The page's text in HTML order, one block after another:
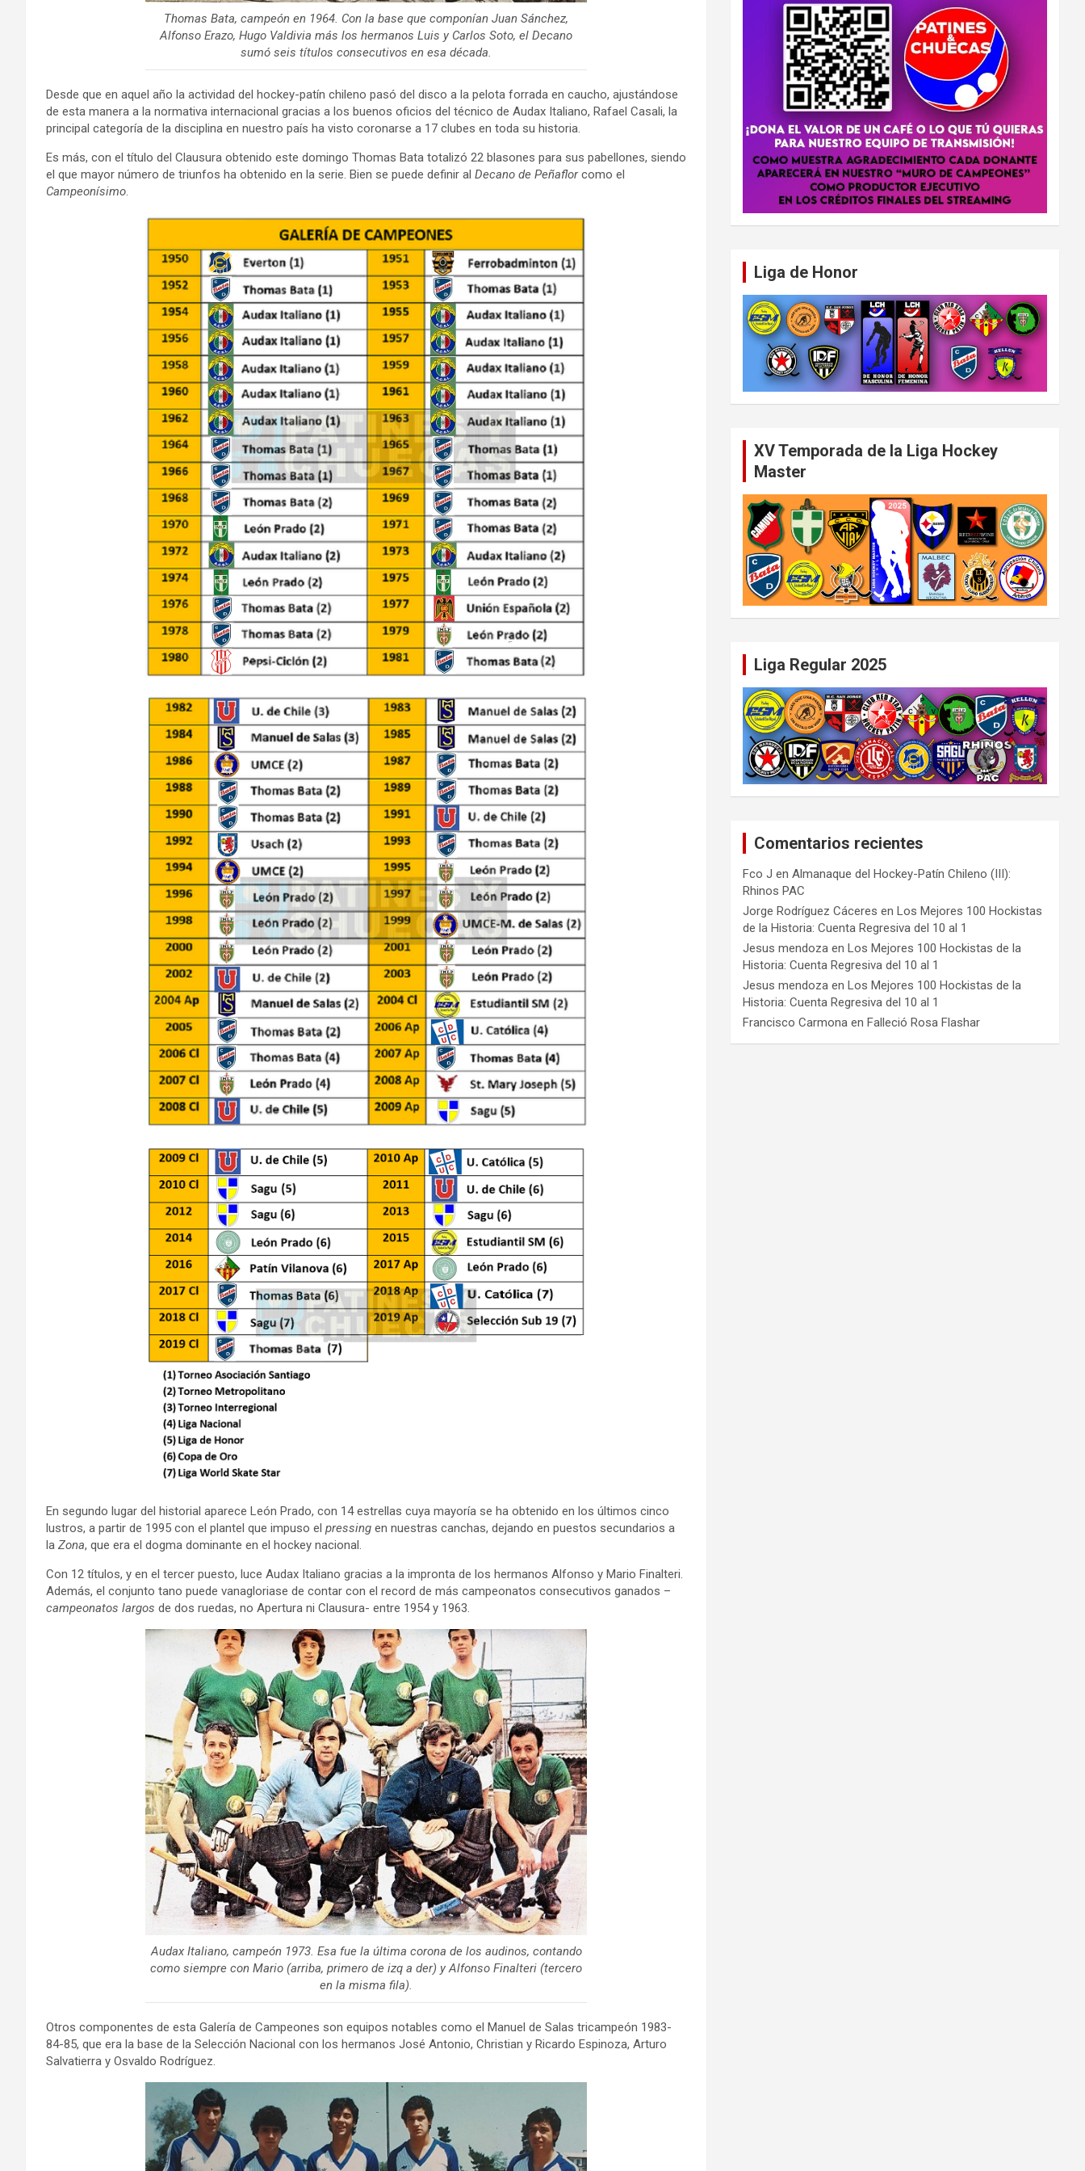
Thomas Bata, campeón en 1964. Con la base que componían Juan Sánchez,
Alfonso Erazo, Hugo Valdivia más los hermanos Luis y Carlos Soto, el Decano
sumó seis títulos consecutivos en esa década.
Desde que en aquel año la actividad del hockey-patín chileno pasó del disco a la pelota forrada en caucho, ajustándose
de esta manera a la normativa internacional gracias a los buenos oficios del técnico de Audax Italiano, Rafael Casali, la
principal categoría de la disciplina en nuestro país ha visto coronarse a 17 clubes en toda su historia.
Es más, con el título del Clausura obtenido este domingo Thomas Bata totalizó 22 blasones para sus pabellones, siendo
el que mayor número de triunfos ha obtenido en la serie. Bien se puede definir al Decano de Peñaflorcomo el
Campeonísimo.
En segundo lugar del historial aparece León Prado, con 14 estrellas cuya mayoría se ha obtenido en los últimos cinco
lustros, a partir de 1995 con el plantel que impuso el pressing en nuestras canchas, dejando en puestos secundarios a
la Zona, que era el dogma dominante en el hockey nacional.
Con 12 títulos, y en el tercer puesto, luce Audax Italiano gracias a la impronta de los hermanos Alfonso y Mario Finalteri.
Además, el conjunto tano puede vanagloriase de contar con el record de más campeonatos consecutivos ganados –
campeonatos largos de dos ruedas, no Apertura ni Clausura- entre 1954 y 1963.
Audax Italiano, campeón 1973. Esa fue la última corona de los audinos, contando
como siempre con Mario (arriba, primero de izq a der) y Alfonso Finalteri (tercero
en la misma fila).
Otros componentes de esta Galería de Campeones son equipos notables como el Manuel de Salas tricampeón 1983-
84-85, que era la base de la Selección Nacional con los hermanos José Antonio, Christian y Ricardo Espinoza, Arturo
Salvatierra y Osvaldo Rodríguez.
Liga de Honor
XV Temporada de la Liga Hockey
Master
Liga Regular 2025
Comentarios recientes
Fco J enAlmanaque del Hockey-Patín Chileno (III):
Rhinos PAC
Jorge Rodríguez Cáceres enLos Mejores 100 Hockistas
de la Historia: Cuenta Regresiva del 10 al 1
Jesus mendoza enLos Mejores 100 Hockistas de la
Historia: Cuenta Regresiva del 10 al 1
Jesus mendoza enLos Mejores 100 Hockistas de la
Historia: Cuenta Regresiva del 10 al 1
Francisco Carmona enFalleció Rosa Flashar